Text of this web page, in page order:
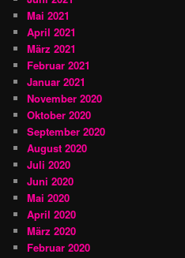
Mai 2021
April 2021
März 2021
Februar 2021
Januar 2021
November 2020
Oktober 2020
September 2020
August 2020
Juli 2020
Juni 2020
Mai 2020
April 2020
März 2020
Februar 2020